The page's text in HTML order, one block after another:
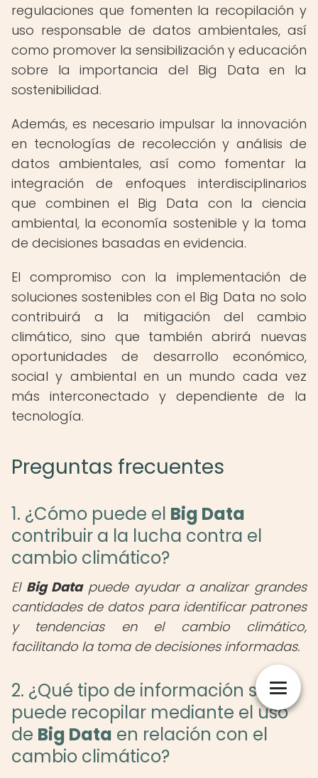
regulaciones que fomenten la recopilación y
uso responsable de datos ambientales, así
como promover la sensibilización y educación
sobre la importancia del Big Data en la
sostenibilidad.
Además, es necesario impulsar la innovación
en tecnologías de recolección y análisis de
datos ambientales, así como fomentar la
integración de enfoques interdisciplinarios
que combinen el Big Data con la ciencia
ambiental, la economía sostenible y la toma
de decisiones basadas en evidencia.
El compromiso con la implementación de
soluciones sostenibles con el Big Data no solo
contribuirá a la mitigación del cambio
climático, sino que también abrirá nuevas
oportunidades de desarrollo económico,
social y ambiental en un mundo cada vez
más interconectado y dependiente de la
tecnología.
Preguntas frecuentes
1. ¿Cómo puede el Big Data
contribuir a la lucha contra el
cambio climático?
El Big Datapuede ayudar a analizar grandes
cantidades de datos para identificar patrones
y tendencias en el cambio climático,
facilitando la toma de decisiones informadas.
2. ¿Qué tipo de información se
puede recopilar mediante el uso
de Big Data en relación con el
cambio climático?